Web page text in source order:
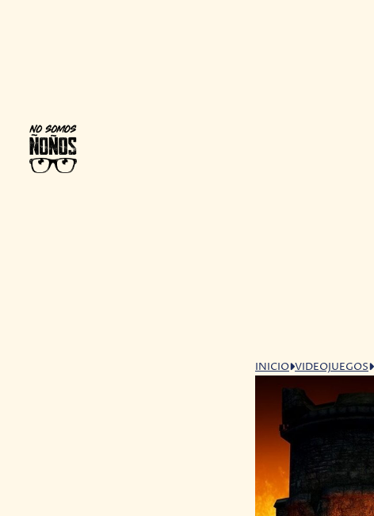
INICIO VIDEOJUEGOS